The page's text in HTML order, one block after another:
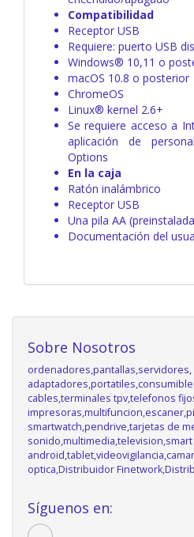
Compatibilidad
Receptor USB
Requiere: puerto USB
Windows® 10,11 o
macOS 10.8 o posterior
ChromeOS
Linux® kernel 2.6+
Se requiere acceso a
aplicación de
Options
En la caja
Ratón inalámbrico
Receptor USB
Una pila AA
Documentación del
Sobre Nosotros
ordenadores,pantallas,servidores,
cables,terminales tpv,telefonos
smartwatch,pendrive,tarjetas de
sonido,multimedia,television,smart
optica,Distribuidor
Síguenos en: